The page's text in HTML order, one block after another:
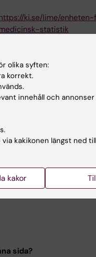
Rapportera
ki.se/lime/
statistik
http://www.biostatcore.ki.se/
https://medarbetare.ki.se/
datacarpentry.org/
sida?
olika syften:
korrekt.
innehåll och
kakikonen längst ned
kakor